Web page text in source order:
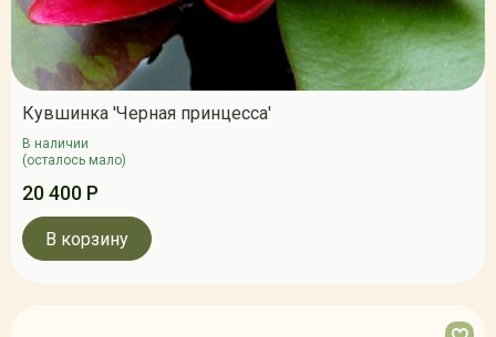
Кувшинка 'Черная принцесса'
В наличии
(осталось мало)
20 400 Р
В корзину